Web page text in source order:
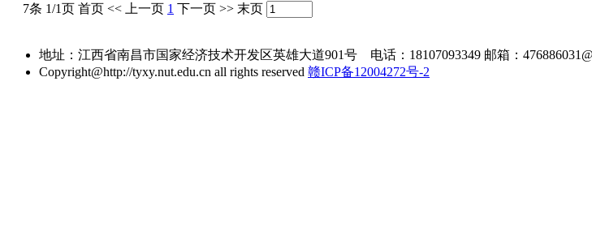
7条 1/1页 首页 << 上一页 1 下一页 >> 末页
地址：江西省南昌市国家经济技术开发区英雄大道901号 电话：18107093349 邮箱：
Copyright@http://tyxy.nut.edu.cn all rights reserved 赣ICP备12004272号-2